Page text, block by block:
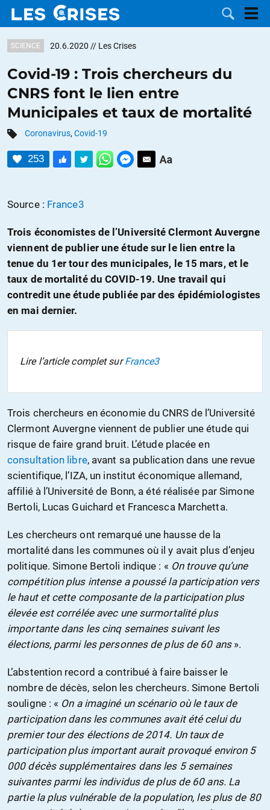
DOSSIERS
CATÉGORIES
MOTS CLÉS
DON
SCIENCE 20.6.2020 // Les Crises
Covid-19 : Trois chercheurs du
CNRS font le lien entre
Municipales et taux de mortalité
Coronavirus, Covid-19
253
Source : France3
Trois économistes de l’Université Clermont Auvergne
viennent de publier une étude sur le lien entre la
tenue du 1er tour des municipales, le 15 mars, et le
taux de mortalité du COVID-19. Une travail qui
contredit une étude publiée par des épidémiologistes
en mai dernier.
Lire l’article complet surFrance3
Trois chercheurs en économie du CNRS de l’Université
Clermont Auvergne viennent de publier une étude qui
risque de faire grand bruit. L’étude placée en
consultation libre, avant sa publication dans une revue
scientifique, l’IZA, un institut économique allemand,
affilié à l’Université de Bonn, a été réalisée par Simone
Bertoli, Lucas Guichard et Francesca Marchetta.
Les chercheurs ont remarqué une hausse de la
mortalité dans les communes où il y avait plus d’enjeu
politique. Simone Bertoli indique : « On trouve qu’une
compétition plus intense a poussé la participation vers
le haut et cette composante de la participation plus
élevée est corrélée avec une surmortalité plus
importante dans les cinq semaines suivant les
élections, parmi les personnes de plus de 60 ans».
L’abstention record a contribué à faire baisser le
nombre de décès, selon les chercheurs. Simone Bertoli
souligne : « On a imaginé un scénario où le taux de
participation dans les communes avait été celui du
premier tour des élections de 2014. Un taux de
participation plus important aurait provoqué environ 5
000 décès supplémentaires dans les 5 semaines
suivantes parmi les individus de plus de 60 ans. La
partie la plus vulnérable de la population, les plus de 80